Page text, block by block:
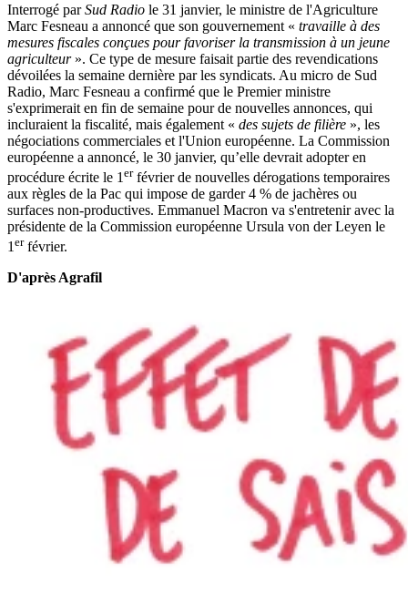
Interrogé parSud Radio le 31 janvier, le ministre de l'Agriculture
Marc Fesneau a annoncé que son gouvernement « travaille à des
mesures fiscales conçues pour favoriser la transmission à un jeune
agriculteur ». Ce type de mesure faisait partie des revendications
dévoilées la semaine dernière par les syndicats. Au micro de Sud
Radio, Marc Fesneau a confirmé que le Premier ministre
s'exprimerait en fin de semaine pour de nouvelles annonces, qui
incluraient la fiscalité, mais également « des sujets de filière », les
négociations commerciales et l'Union européenne. La Commission
européenne a annoncé, le 30 janvier, qu’elle devrait adopter en
procédure écrite le 1 erfévrier de nouvelles dérogations temporaires
aux règles de la Pac qui impose de garder 4 % de jachères ou
surfaces non-productives. Emmanuel Macron va s'entretenir avec la
présidente de la Commission européenne Ursula von der Leyen le
1 erfévrier.
D'après Agrafil